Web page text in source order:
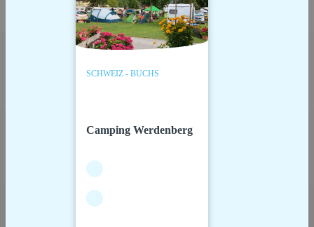
SCHWEIZ - BUCHS
Camping Werdenberg